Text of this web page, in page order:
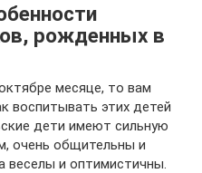
рожденных в
месяце, то вам
воспитывать этих детей
дети имеют сильную
очень общительны и
веселы и оптимистичны.